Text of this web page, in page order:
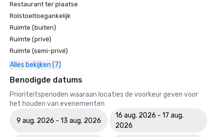
Restaurant ter plaatse
Rolstoeltoegankelijk
Ruimte (buiten)
Ruimte (privé)
Ruimte (semi-privé)
Alles bekijken (7)
Benodigde datums
Prioriteitsperioden waaraan locaties de voorkeur geven voor
het houden van evenementen
9 aug. 2026 - 13 aug. 2026
16 aug. 2026 - 17 aug.
2026